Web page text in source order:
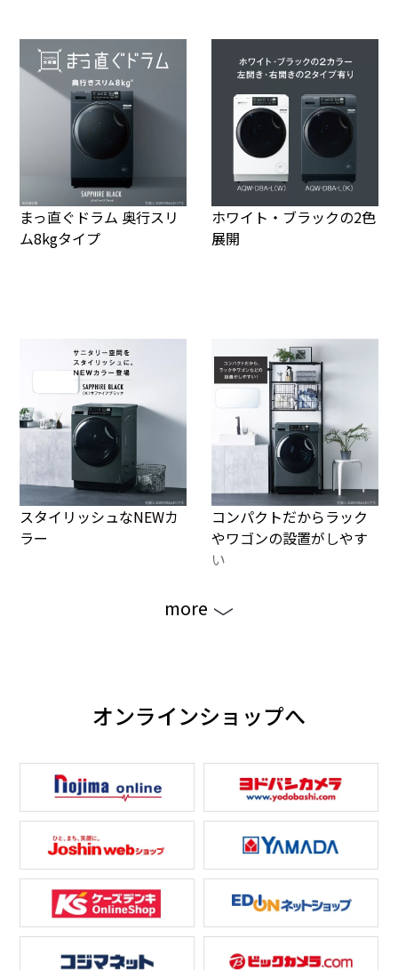
まっ直ぐドラム 奥行スリ
ム8kgタイプ
ホワイト・ブラックの2色
展開
スタイリッシュなNEWカ
ラー
コンパクトだからラック
やワゴンの設置がしやす
い
奥行スリムで設置がしや
タテ型洗濯機からの置き
換えもできる
more
オンラインショップへ